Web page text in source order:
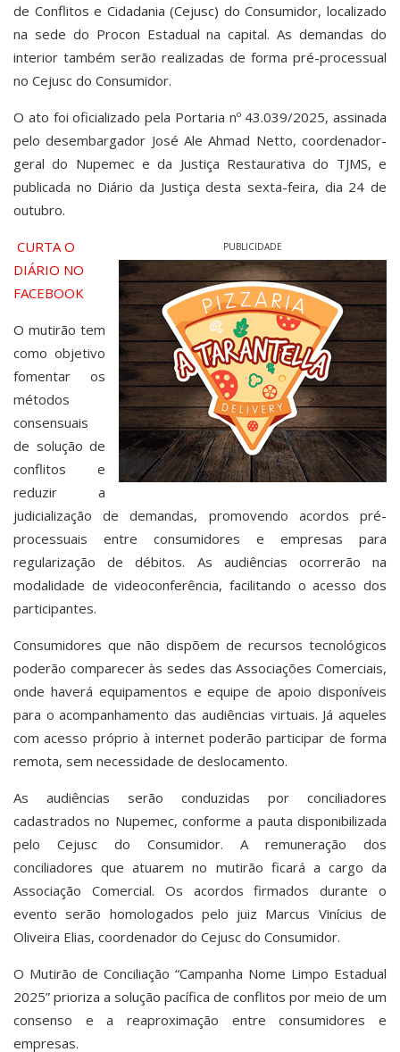
de Conflitos e Cidadania (Cejusc) do Consumidor, localizado
na sede do Procon Estadual na capital. As demandas do
interior também serão realizadas de forma pré-processual
no Cejusc do Consumidor.
O ato foi oficializado pela Portaria nº 43.039/2025, assinada
pelo desembargador José Ale Ahmad Netto, coordenador-
geral do Nupemec e da Justiça Restaurativa do TJMS, e
publicada no Diário da Justiça desta sexta-feira, dia 24 de
outubro.
PUBLICIDADE
CURTA O
DIÁRIO NO
FACEBOOK
O mutirão tem
como objetivo
fomentar os
métodos
consensuais
de solução de
conflitos e
reduzir a
judicialização de demandas, promovendo acordos pré-
processuais entre consumidores e empresas para
regularização de débitos. As audiências ocorrerão na
modalidade de videoconferência, facilitando o acesso dos
participantes.
Consumidores que não dispõem de recursos tecnológicos
poderão comparecer às sedes das Associações Comerciais,
onde haverá equipamentos e equipe de apoio disponíveis
para o acompanhamento das audiências virtuais. Já aqueles
com acesso próprio à internet poderão participar de forma
remota, sem necessidade de deslocamento.
As audiências serão conduzidas por conciliadores
cadastrados no Nupemec, conforme a pauta disponibilizada
pelo Cejusc do Consumidor. A remuneração dos
conciliadores que atuarem no mutirão ficará a cargo da
Associação Comercial. Os acordos firmados durante o
evento serão homologados pelo juiz Marcus Vinícius de
Oliveira Elias, coordenador do Cejusc do Consumidor.
O Mutirão de Conciliação “Campanha Nome Limpo Estadual
2025” prioriza a solução pacífica de conflitos por meio de um
consenso e a reaproximação entre consumidores e
empresas.